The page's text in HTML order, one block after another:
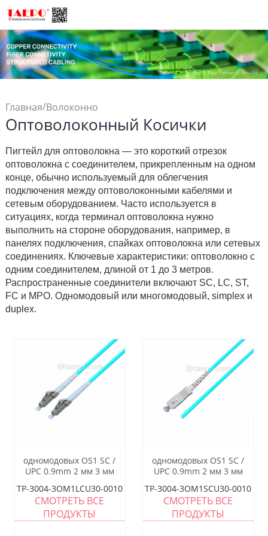
Главная/Волоконно
Соединения /
Оптоволоконный Косички
Пигтейл для оптоволокна — это короткий отрезок
оптоволокна с соединителем, прикрепленным на одном
конце, обычно используемый для облегчения
подключения между оптоволоконными кабелями и
сетевым оборудованием. Часто используется в
ситуациях, когда терминал оптоволокна нужно
выполнить на стороне оборудования, например, в
панелях подключения, спайках оптоволокна или сетевых
соединениях. Ключевые характеристики: оптоволокно с
одним соединителем, длиной от 1 до 3 метров.
Распространенные соединители включают SC, LC, ST,
FC и MPO. Одномодовый или многомодовый, simplex и
duplex.
одномодовых OS1 SC /
UPC 0.9mm 2 мм 3 мм
косички
TP-3004-3OM1LCU30-0010
СМОТРЕТЬ ВСЕ
ПРОДУКТЫ
одномодовых OS1 SC /
UPC 0.9mm 2 мм 3 мм
косички
TP-3004-3OM1SCU30-0010
СМОТРЕТЬ ВСЕ
ПРОДУКТЫ